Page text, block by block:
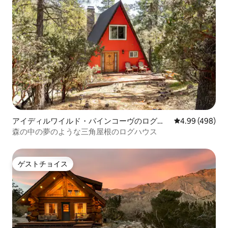
アイディルワイルド・パインコーヴのログハ
ウス
レビュー498
4.99 (498)
森の中の夢のような三角屋根のログハウス
ゲストチョイス
ゲストチョイス